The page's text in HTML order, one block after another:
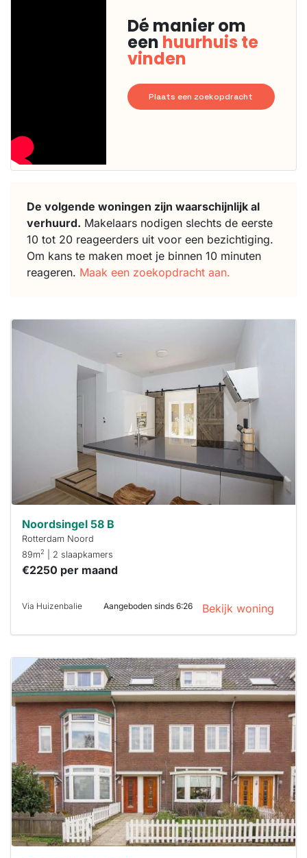
Dé manier om
een huurhuis te
vinden
Plaats een zoekopdracht
De volgende woningen zijn waarschijnlijk al
verhuurd. Makelaars nodigen slechts de eerste
10 tot 20 reageerders uit voor een bezichtiging.
Om kans te maken moet je binnen 10 minuten
reageren. Maak een zoekopdracht aan.
waarschijnlijk
al verhuurd
Om kans te
binnen 15
Stekkies helpt
Noordsingel 58 B
Rotterdam Noord
89m2 | 2 slaapkamers
€2250 per maand
Via Huizenbalie Aangeboden sinds 6:26 Bekijk woning
Deze woning
is
waarschijnlijk
al verhuurd
Om kans te
maken moet je
binnen 15
minuten
reageren.
Stekkies helpt
je hierbij!